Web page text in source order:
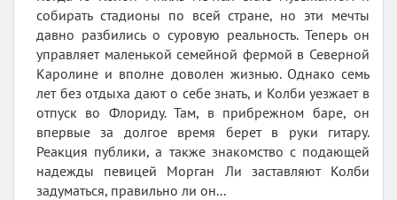
собирать стадионы по всей стране, но эти мечты
давно разбились о суровую реальность. Теперь он
управляет маленькой семейной фермой в Северной
Каролине и вполне доволен жизнью. Однако семь
лет без отдыха дают о себе знать, и Колби уезжает в
отпуск во Флориду. Там, в прибрежном баре, он
впервые за долгое время берет в руки гитару.
Реакция публики, а также знакомство с подающей
надежды певицей Морган Ли заставляют Колби
задуматься, правильно ли он...